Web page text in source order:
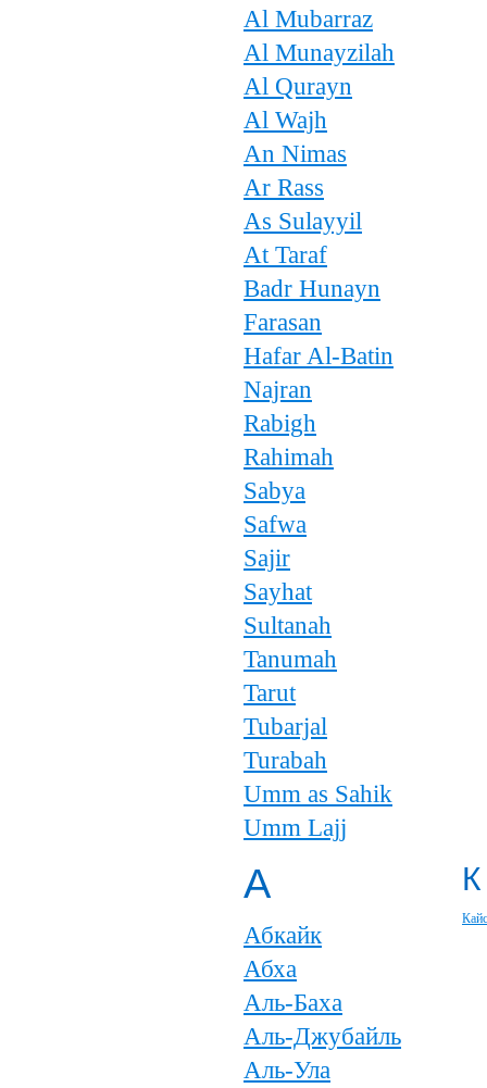
Al Mubarraz
Al Munayzilah
Al Qurayn
Al Wajh
An Nimas
Ar Rass
As Sulayyil
At Taraf
Badr Hunayn
Farasan
Hafar Al-Batin
Najran
Rabigh
Rahimah
Sabya
Safwa
Sajir
Sayhat
Sultanah
Tanumah
Tarut
Tubarjal
Turabah
Umm as Sahik
Umm Lajj
А
Абкайк
Абха
Аль-Баха
Аль-Джубайль
Аль-Ула
К